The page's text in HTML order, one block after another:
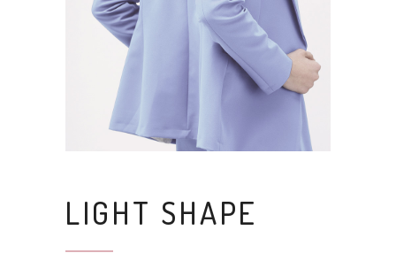
LIGHT SHAPE